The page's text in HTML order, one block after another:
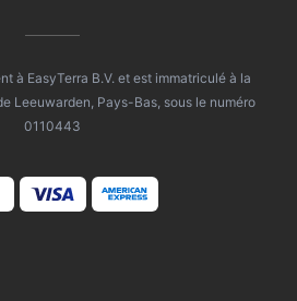
à EasyTerra B.V. et est immatriculé à la
Leeuwarden, Pays-Bas, sous le numéro
0110443